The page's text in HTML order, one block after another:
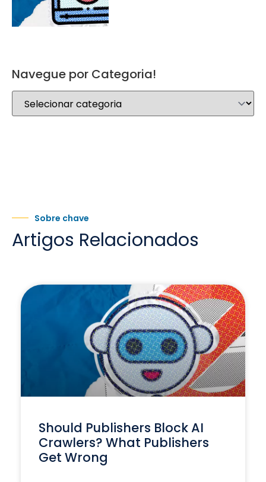
Navegue por Categoria!
Sobre chave
Artigos Relacionados
Should Publishers Block AI
Crawlers? What Publishers
Get Wrong